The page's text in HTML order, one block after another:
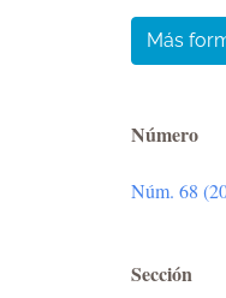
Más
Número
Núm. 68
Sección